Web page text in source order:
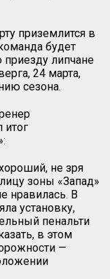
приземлится в
будет
липчане
24 марта,
сезона.
итог
не зря
зоны «Запад»
нравилась. В
установку,
пенальти
в этом
—